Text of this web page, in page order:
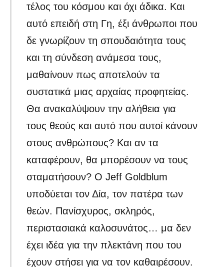
τέλος του κόσμου και όχι άδικα. Και
αυτό επειδή στη Γη, έξι άνθρωποι που
δε γνωρίζουν τη σπουδαιότητα τους
και τη σύνδεση ανάμεσα τους,
μαθαίνουν πως αποτελούν τα
συστατικά μιας αρχαίας προφητείας.
Θα ανακαλύψουν την αλήθεια για
τους θεούς και αυτό που αυτοί κάνουν
στους ανθρώπους? Και αν τα
καταφέρουν, θα μπορέσουν να τους
σταματήσουν? Ο Jeff Goldblum
υποδύεται τον Δία, τον πατέρα των
θεών. Πανίσχυρος, σκληρός,
περιστασιακά καλοσυνάτος… μα δεν
έχει ιδέα για την πλεκτάνη που του
έχουν στήσει για να τον καθαιρέσουν.